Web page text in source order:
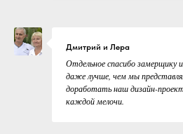
Дмитрий и Лера
Отдельное спасибо замерщику
даже лучше, чем мы
доработать наш дизайн-
каждой мелочи.